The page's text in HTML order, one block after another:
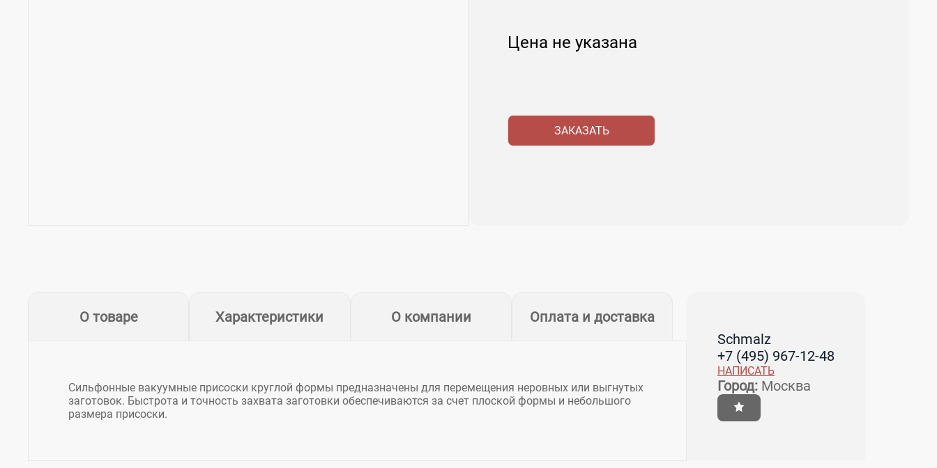
Цена не указана
ЗАКАЗАТЬ
О товаре Характеристики О компании Оплата и доставка
Сильфонные вакуумные присоски круглой формы предназначены для перемещения неровных или выгнутых
заготовок. Быстрота и точность захвата заготовки обеспечиваются за счет плоской формы и небольшого
размера присоски.
Schmalz
+7 (495) 967-12-48
НАПИСАТЬ
Город: Москва